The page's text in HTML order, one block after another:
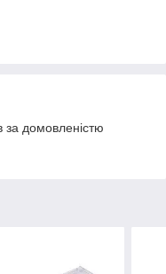
за домовленістю